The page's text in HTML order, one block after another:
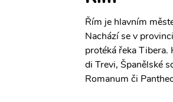
Řím je hlavním
Nachází se v
protéká řeka
di Trevi, Španělské
Romanum či